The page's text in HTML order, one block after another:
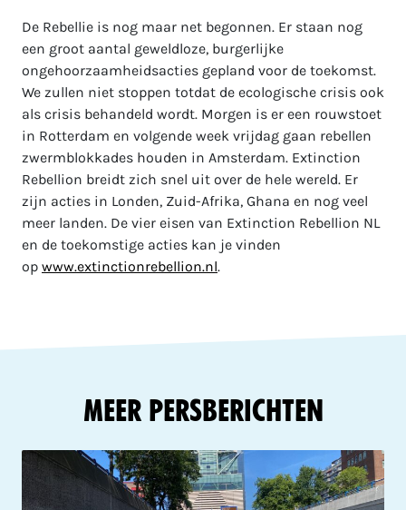
De Rebellie is nog maar net begonnen. Er staan nog
een groot aantal geweldloze, burgerlijke
ongehoorzaamheidsacties gepland voor de toekomst.
We zullen niet stoppen totdat de ecologische crisis ook
als crisis behandeld wordt. Morgen is er een rouwstoet
in Rotterdam en volgende week vrijdag gaan rebellen
zwermblokkades houden in Amsterdam. Extinction
Rebellion breidt zich snel uit over de hele wereld. Er
zijn acties in Londen, Zuid-Afrika, Ghana en nog veel
meer landen. De vier eisen van Extinction Rebellion NL
en de toekomstige acties kan je vinden
op www.extinctionrebellion.nl.
Meer Persberichten